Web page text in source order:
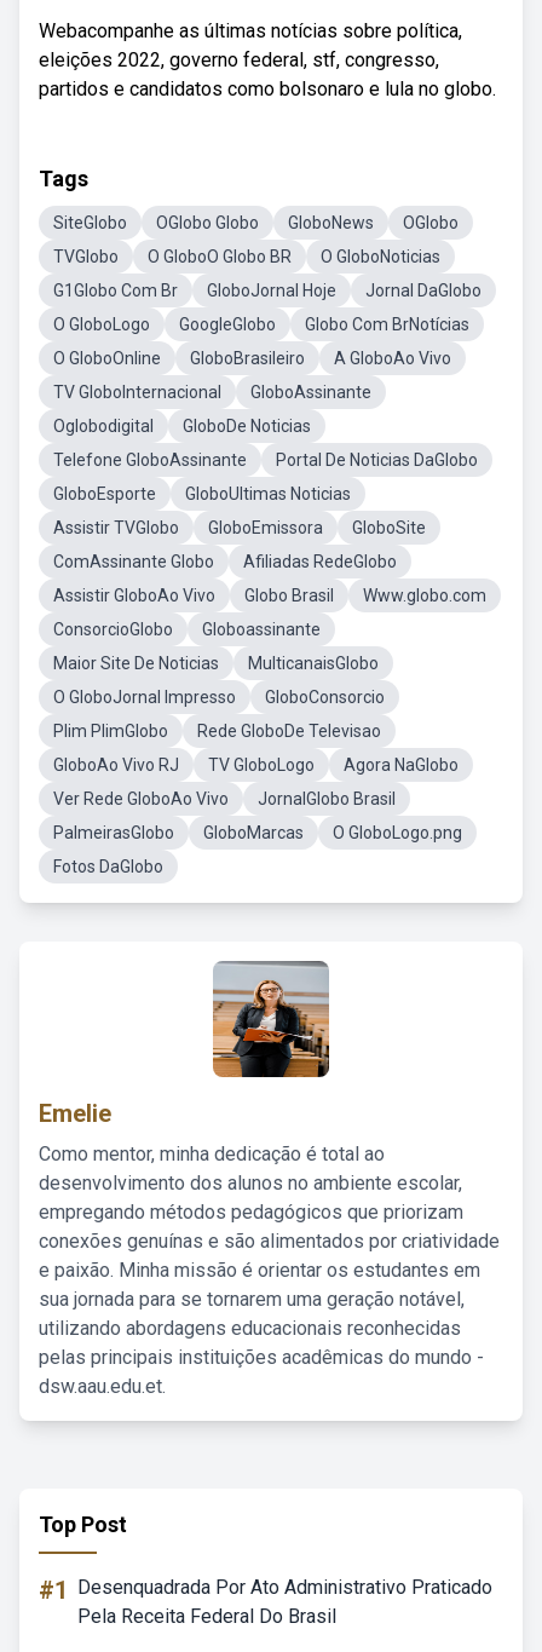
Webacompanhe as últimas notícias sobre política,
eleições 2022, governo federal, stf, congresso,
partidos e candidatos como bolsonaro e lula no globo.
Tags
SiteGlobo OGlobo Globo GloboNews
OGlobo
TVGlobo
O GloboO Globo BR
O GloboNoticias
G1Globo Com Br
GloboJornal Hoje
Jornal DaGlobo
O GloboLogo
GoogleGlobo
Globo Com BrNotícias
O GloboOnline
GloboBrasileiro
A GloboAo Vivo
TV GloboInternacional
GloboAssinante
Oglobodigital
GloboDe Noticias
Telefone GloboAssinante
Portal De Noticias DaGlobo
GloboEsporte
GloboUltimas Noticias
Assistir TVGlobo
GloboEmissora
GloboSite
ComAssinante Globo
Afiliadas RedeGlobo
Assistir GloboAo Vivo
Globo Brasil
Www.globo.com
ConsorcioGlobo
Globoassinante
Maior Site De Noticias
MulticanaisGlobo
O GloboJornal Impresso
GloboConsorcio
Plim PlimGlobo
Rede GloboDe Televisao
GloboAo Vivo RJ
TV GloboLogo
Agora NaGlobo
Ver Rede GloboAo Vivo
JornalGlobo Brasil
PalmeirasGlobo
GloboMarcas
O GloboLogo.png
Fotos DaGlobo
Emelie
Como mentor, minha dedicação é total ao
desenvolvimento dos alunos no ambiente escolar,
empregando métodos pedagógicos que priorizam
conexões genuínas e são alimentados por criatividade
e paixão. Minha missão é orientar os estudantes em
sua jornada para se tornarem uma geração notável,
utilizando abordagens educacionais reconhecidas
pelas principais instituições acadêmicas do mundo -
dsw.aau.edu.et.
Top Post
#1
Desenquadrada Por Ato Administrativo Praticado
Pela Receita Federal Do Brasil